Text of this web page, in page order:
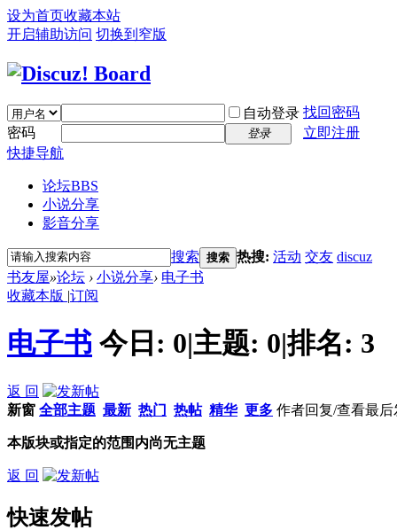
设为首页收藏本站
开启辅助访问 切换到窄版
自动登录 找回密码
密码
登录
立即注册
快捷导航
论坛BBS
小说分享
影音分享
搜索 搜索 热搜: 活动 交友 discuz
书友屋»论坛 › 小说分享› 电子书
收藏本版 |订阅
电子书 今日: 0|主题: 0|排名: 3
返 回
新窗 全部主题 最新 热门 热帖 精华 更多 作者回复/查看最后
本版块或指定的范围内尚无主题
返 回
快速发帖